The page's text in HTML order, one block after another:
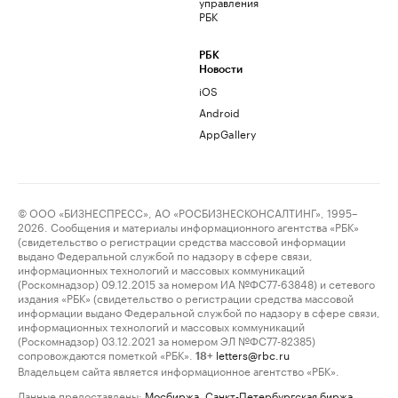
РБК
РБК
Новости
iOS
Android
AppGallery
© ООО «БИЗНЕСПРЕСС», АО «РОСБИЗНЕСКОНСАЛТИНГ», 1995–
2026. Сообщения и материалы информационного агентства «РБК»
(свидетельство о регистрации средства массовой информации
выдано Федеральной службой по надзору в сфере связи,
информационных технологий и массовых коммуникаций
(Роскомнадзор) 09.12.2015 за номером ИА №ФС77-63848) и сетевого
издания «РБК» (свидетельство о регистрации средства массовой
информации выдано Федеральной службой по надзору в сфере связи,
информационных технологий и массовых коммуникаций
(Роскомнадзор) 03.12.2021 за номером ЭЛ №ФС77-82385)
сопровождаются пометкой «РБК».
18+ letters@rbc.ru
Владельцем сайта является информационное агентство «РБК».